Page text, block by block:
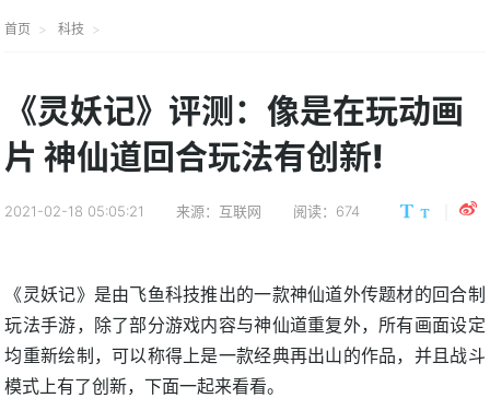
首页 科技
《灵妖记》评测：像是在玩动画
片 神仙道回合玩法有创新!
2021-02-18 05:05:21 来源：互联网 阅读：674
《灵妖记》是由飞鱼科技推出的一款神仙道外传题材的回合制
玩法手游，除了部分游戏内容与神仙道重复外，所有画面设定
均重新绘制，可以称得上是一款经典再出山的作品，并且战斗
模式上有了创新，下面一起来看看。